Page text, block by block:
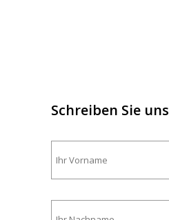
Schreiben Sie uns
Bitte
lasse
leer.